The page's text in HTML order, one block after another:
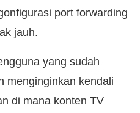
port forwarding
jauh.
yang sudah
menginginkan kendali
di mana konten TV